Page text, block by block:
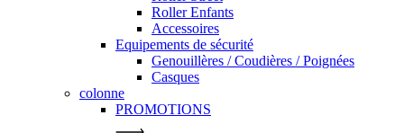
Roller Enfants
Accessoires
Equipements de sécurité
Genouillères / Coudières / Poignées
Casques
colonne
PROMOTIONS